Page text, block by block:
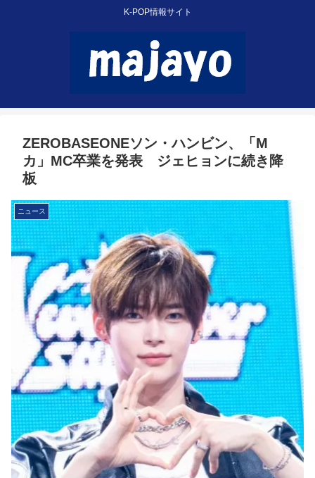
K-POP情報サイト
ZEROBASEONEソン・ハンビン、「M
カ」MC卒業を発表 ジェヒョンに続き降
板
ニュース